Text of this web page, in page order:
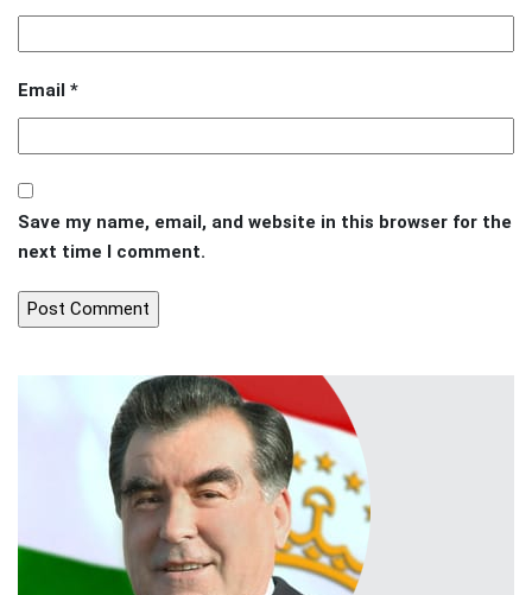
Email *
Save my name, email, and website in this browser for the
next time I comment.